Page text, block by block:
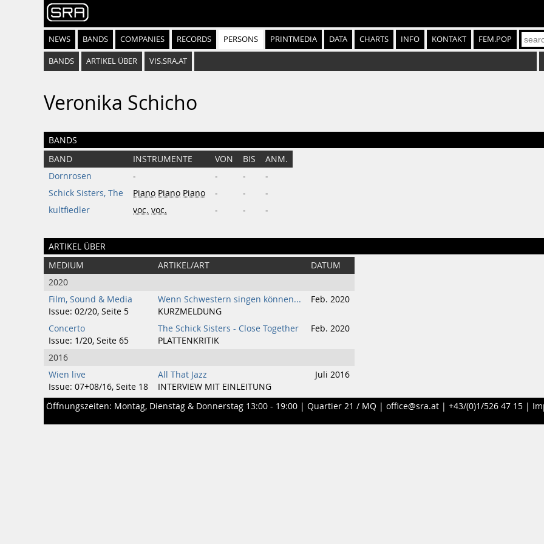
NEWS BANDS COMPANIES RECORDS PERSONS PRINTMEDIA DATA CHARTS INFO KONTAKT FEM.POP
BANDS ARTIKEL ÜBER VIS.SRA.AT
Veronika Schicho
BANDS
BAND INSTRUMENTE VON BIS
ANM.
Dornrosen
- - -
-
Schick Sisters, The
Piano Piano Piano - -
-
kultfiedler
voc. voc. - - -
ARTIKEL ÜBER
MEDIUM ARTIKEL/ART
DATUM
2020
Film, Sound & Media
Issue: 02/20, Seite 5
Wenn Schwestern singen können...
KURZMELDUNG
Feb. 2020
Concerto
Issue: 1/20, Seite 65
The Schick Sisters - Close Together
PLATTENKRITIK
Feb. 2020
2016
Wien live
Issue: 07+08/16, Seite 18
All That Jazz
INTERVIEW MIT EINLEITUNG
Juli 2016
Öffnungszeiten: Montag, Dienstag & Donnerstag 13:00 - 19:00 | Quartier 21 / MQ | office@sra.at | +43/(0)1/526 47 15 |